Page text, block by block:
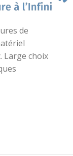
de
Large choix